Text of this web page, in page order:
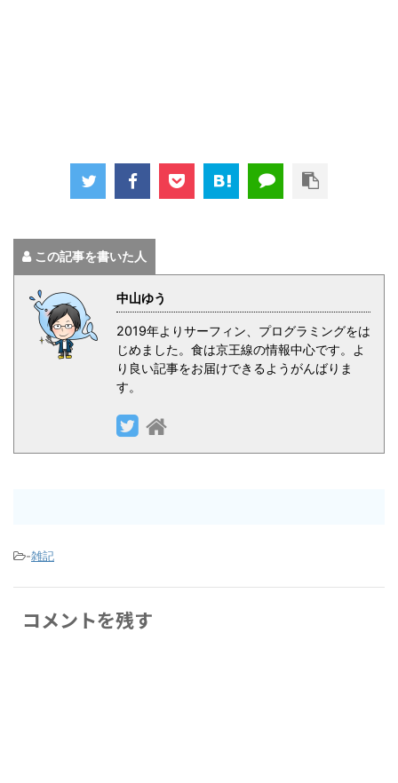
この記事を書いた人
中山ゆう
2019年よりサーフィン、プログラミングをは
じめました。食は京王線の情報中心です。よ
り良い記事をお届けできるようがんばりま
す。
-雑記
コメントを残す